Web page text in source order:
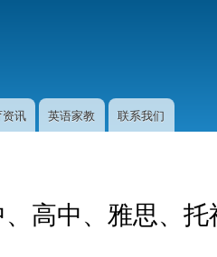
内
容
讯 英语家教 联系我们
高中、雅思、